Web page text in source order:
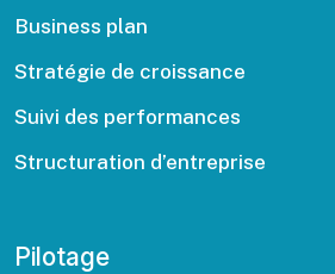
Business plan
Stratégie de croissance
Suivi des performances
Structuration d’entreprise
Pilotage